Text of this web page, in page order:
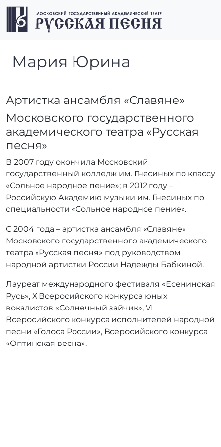
Перейти к содержимому
Перейти к футеру
Мария Юрина
Мария Юрина
Артистка ансамбля «Славяне»
Московского государственного
академического театра «Русская
песня»
В 2007 году окончила Московский
государственный колледж им. Гнесиных по классу
«Сольное народное пение»; в 2012 году –
Российскую Академию музыки им. Гнесиных по
специальности «Сольное народное пение».
С 2004 года – артистка ансамбля «Славяне»
Московского государственного академического
театра «Русская песня» под руководством
народной артистки России Надежды Бабкиной.
Лауреат международного фестиваля «Есенинская
Русь», Х Всеросийского конкурса юных
вокалистов «Солнечный зайчик», VI
Всеросийского конкурса исполнителей народной
песни «Голоса России», Всеросийского конкурса
«Оптинская весна».